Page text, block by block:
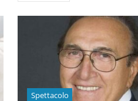
Spettacolo